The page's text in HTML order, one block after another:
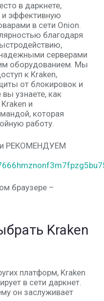
в даркнете,
и эффективную
в сети Onion.
благодаря
серверами
оборудованием. Мы
к Kraken,
от блокировок и
узнаете, как
и
которая
работу.
РЕКОМЕНДУЕМ
браузере –
Kraken
платформ, Kraken
в сети даркнет.
он заслуживает